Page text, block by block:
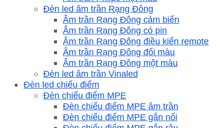
Đèn led âm trần Rạng Đông
Âm trần Rạng Đông cảm biến
Âm trần Rạng Đông có pin
Âm trần Rạng Đông điều kiển remote
Âm trần Rạng Đông đổi màu
Âm trần Rạng Đông một màu
Đèn led âm trần Vinaled
Đèn led chiếu điểm
Đèn chiếu điểm MPE
Đèn chiếu điểm MPE âm trần
Đèn chiếu điểm MPE gắn nổi